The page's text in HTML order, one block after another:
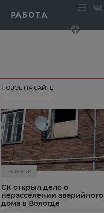
РАБОТА
НОВОЕ НА САЙТЕ
НОВОСТИ
СК открыл дело о
нерасселении аварийного
дома в Вологде